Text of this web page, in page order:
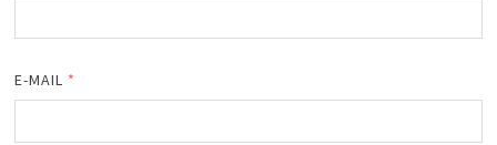
E-MAIL *